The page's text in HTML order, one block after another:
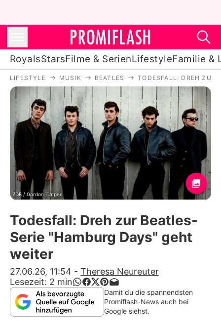
RoyalsStarsFilme & SerienLifestyleFamilie &
Royals
Stars
Filme & Serien
Lifestyle
Familie & Liebe
Promiflash Exklusiv
Alle Themen auf Promiflash
Jobs
App runterladen
Team
Redaktionelle Richtlinien
LIFESTYLE MUSIK BEATLES TODESFALL: DREH ZUR
ZDF / Gordon Timpen
Todesfall: Dreh zur Beatles-
Serie "Hamburg Days" geht
weiter
27.06.26, 11:54 - Theresa Neureuter
Lesezeit: 2 min
Damit du die spannendsten
Promiflash-News auch bei
Google siehst.